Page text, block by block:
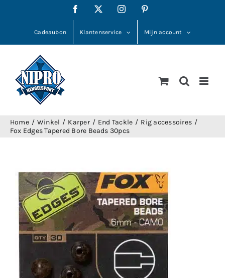
Facebook Instagram
Cadeaubon Klantenservice Mijn account
Home Winkel Karper End Tackle
Rig accessoires
Fox Edges Tapered Bore Beads 30pcs